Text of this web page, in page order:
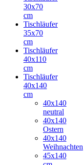
30x70
cm
Tischläufer
35x70
cm
Tischläufer
40x110
cm
Tischläufer
40x140
cm
40x140
neutral
40x140
Ostern
40x140
Weihnachten
45x140